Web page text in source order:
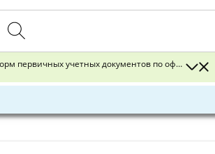
первичных учетных документов по